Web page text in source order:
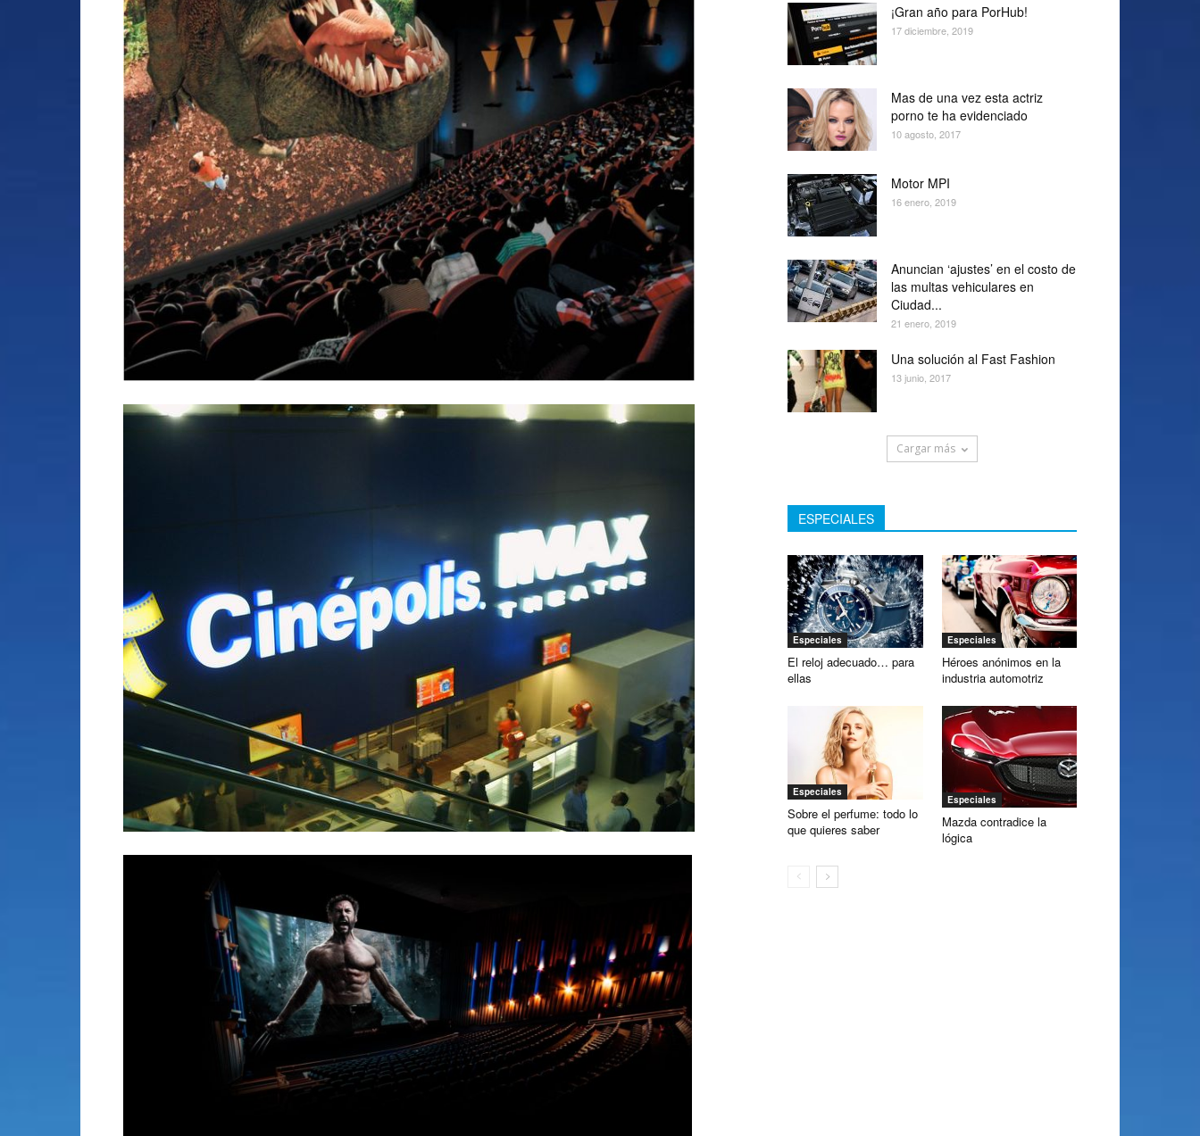
¡Gran año para PorHub!
17 diciembre, 2019
Mas de una vez esta actriz
porno te ha evidenciado
10 agosto, 2017
Motor MPI
16 enero, 2019
Anuncian ‘ajustes’ en el costo de
las multas vehiculares en
Ciudad...
21 enero, 2019
Una solución al Fast Fashion
13 junio, 2017
Cargar más
ESPECIALES
Especiales
El reloj adecuado… para
ellas
Especiales
Héroes anónimos en la
industria automotriz
Especiales
Sobre el perfume: todo lo
que quieres saber
Especiales
Mazda contradice la
lógica